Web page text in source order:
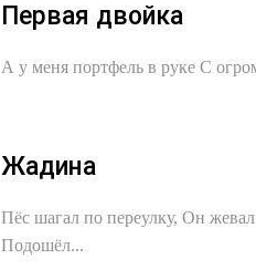
Первая двойка
А у меня портфель в руке С
Жадина
Пёс шагал по переулку, Он
Подошёл...